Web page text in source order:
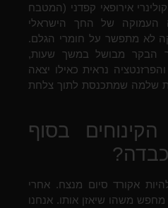
אירופאי קפדני (המטבח
העמוקה של החך הישראלי
לא מתפשר על חומרי הגלם.
הבקר מבושל במשך שעות,
נראית כאילו יצאה
שלמה שמתכנסת לתוך צלחת
בסוף
אקורד סיום מנצח. אחרי
משהו שיאזן אותו. אנחנו